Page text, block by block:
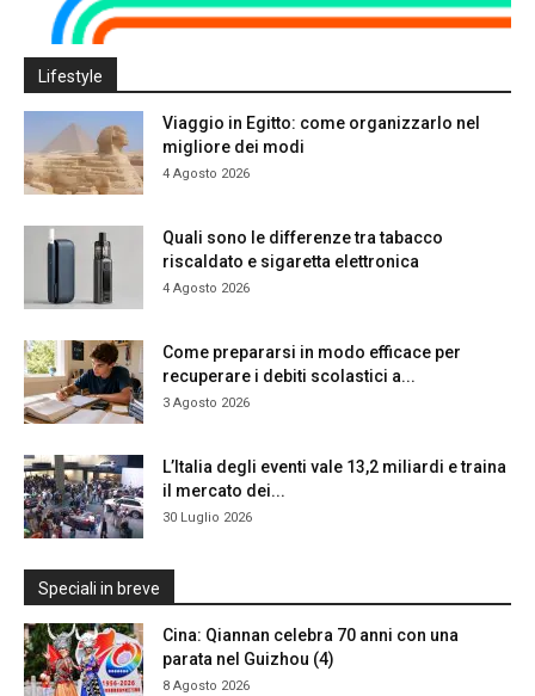
Lifestyle
Viaggio in Egitto: come organizzarlo nel
migliore dei modi
4 Agosto 2026
Quali sono le differenze tra tabacco
riscaldato e sigaretta elettronica
4 Agosto 2026
Come prepararsi in modo efficace per
recuperare i debiti scolastici a...
3 Agosto 2026
L’Italia degli eventi vale 13,2 miliardi e traina
il mercato dei...
30 Luglio 2026
Speciali in breve
Cina: Qiannan celebra 70 anni con una
parata nel Guizhou (4)
8 Agosto 2026